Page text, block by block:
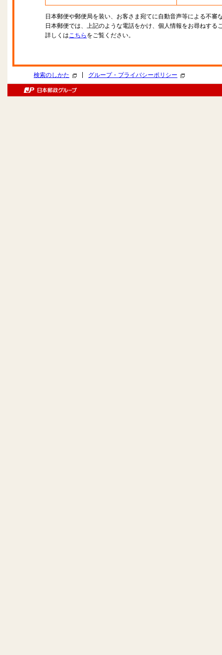
日本郵便や郵便局を装い、お客さま宛てに自動音声等による不審
日本郵便では、上記のような電話をかけ、個人情報をお尋ねする
詳しくはこちら をご覧ください。
検索のしかた グループ・プライバシーポリシー